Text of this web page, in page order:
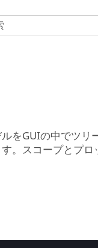
をGUIの中でツ
。スコープとプロ